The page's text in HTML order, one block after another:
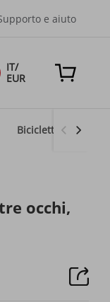
e aiuto
IT/
EUR
Biciclette elettriche
occhi,